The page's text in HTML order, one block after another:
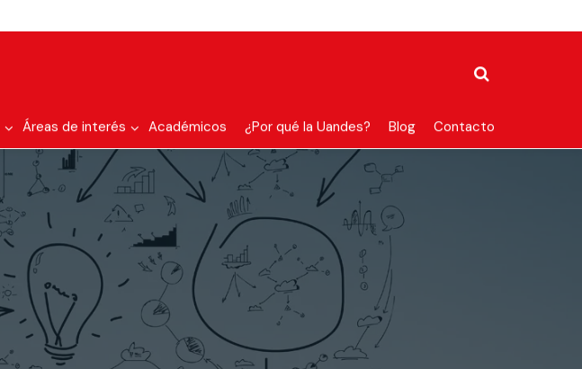
Áreas de interés Académicos ¿Por qué la Uandes? Blog Contacto